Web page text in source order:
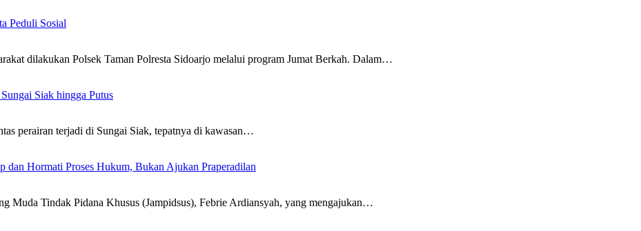
Peduli Sosial
dilakukan Polsek Taman Polresta Sidoarjo melalui program Jumat Berkah. Dalam…
Siak hingga Putus
perairan terjadi di Sungai Siak, tepatnya di kawasan…
Hormati Proses Hukum, Bukan Ajukan Praperadilan
Muda Tindak Pidana Khusus (Jampidsus), Febrie Ardiansyah, yang mengajukan…